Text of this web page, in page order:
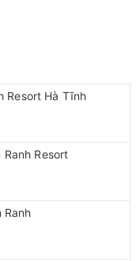
Resort Hà Tĩnh
Resort
Ranh